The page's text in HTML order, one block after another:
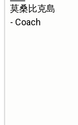
莫桑比克島
- Coach